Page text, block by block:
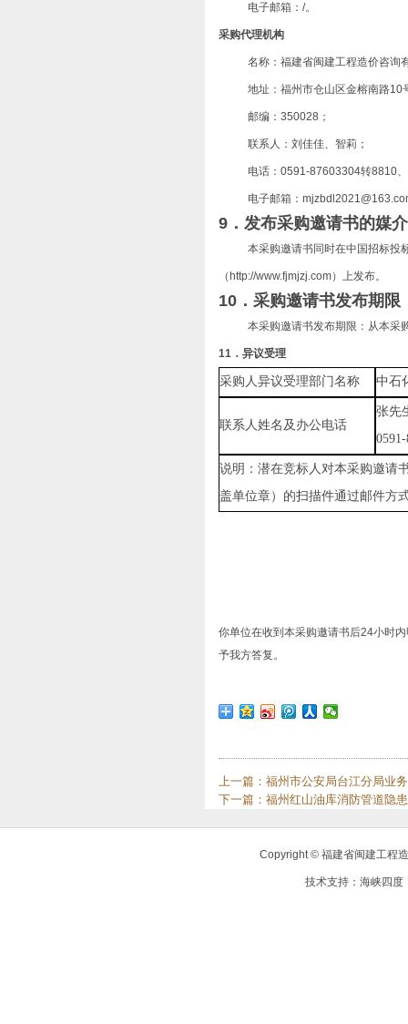
电子邮箱：/。
采购代理机构
名称：福建省闽建工程造价咨询
地址： 福州市仓山区金榕南路10
邮编：350028；
联系人：刘佳佳、智莉；
电话：0591-87603304转8810
电子邮箱：
9．发布采购邀请书的媒介
本采购邀请书同时在中国招标投
（ http://www.fjmjzj.com） 上发布。
10． 采购邀请书发布期限
本采购邀请书发布期限：从本采
11． 异议受理
采购人异议受理部门名称 中石
联系人姓名及 办公电话
张先
说明 ：潜在竞标人对本采购邀请
盖单位章）的扫描件通过邮件方
你单位在收到本采购邀请书后24小时
予我方答复。
上一篇： 福州市公安局台江分局业
下一篇： 福州红山油库消防管道隐
Copyright © 福建省闽建工程
技术支持：海峡四度